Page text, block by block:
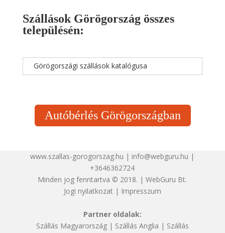
Szállások Görögország összes
településén:
Görögországi szállások katalógusa
Autóbérlés Görögországban
www.szallas-gorogorszag.hu | info@webguru.hu |
+3646362724
Minden jog fenntartva © 2018. | WebGuru Bt.
Jogi nyilatkozat| Impresszum
Partner oldalak:
Szállás Magyarország| Szállás Anglia | Szállás